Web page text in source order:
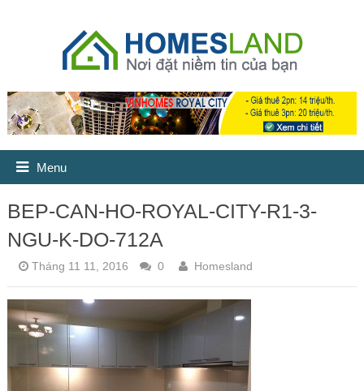
Menu
BEP-CAN-HO-ROYAL-CITY-R1-3-
NGU-K-DO-712A
Tháng 11 11, 2016 0 Homesland